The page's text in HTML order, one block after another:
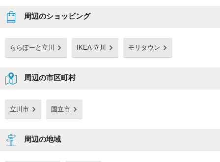
周辺のショッピング
ららぽーと立川 IKEA 立川 モリタウン
周辺の市区町村
立川市 国立市
周辺の地域